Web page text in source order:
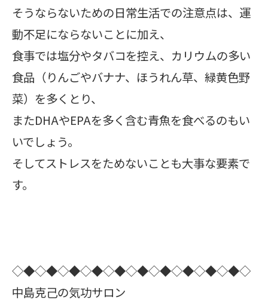
そうならないための日常生活での注意点は、運
動不足にならないことに加え、
食事では塩分やタバコを控え、カリウムの多い
食品（りんごやバナナ、ほうれん草、緑黄色野
菜）を多くとり、
またDHAやEPAを多く含む青魚を食べるのもい
いでしょう。
そしてストレスをためないことも大事な要素で
す。
◇◆◇◆◇◆◇◆◇◆◇◆◇◆◇◆◇◆◇◆◇
中島克己の気功サロン